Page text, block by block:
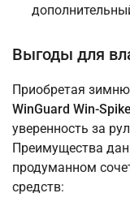
Выгоды для
Приобретая
WinGuard Win-
уверенность за
Преимущества
продуманном
средств: